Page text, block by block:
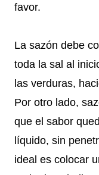
favor.
La sazón debe
toda la sal al
las verduras,
Por otro lado,
que el sabor
líquido, sin
ideal es colocar